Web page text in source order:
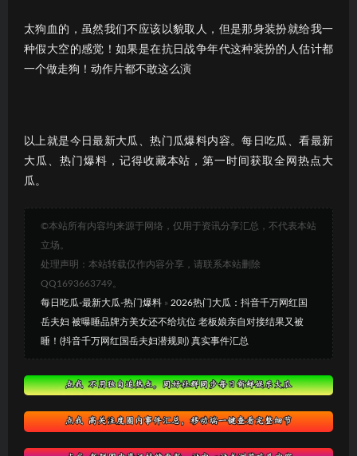
太狗血的，虽然我们不应该以貌取人，但是那身装扮就给我一
种假大空的感觉！如果是在抗日战争年代这种装扮的人估计都
一个做走狗！动作片都不敢这么演
以上就是今日最新大瓜、热门瓜爆料内容。每日吃瓜、看最新
大瓜、热门爆料，记得收藏本站，第一时间获取全网热点大
瓜。
©本站所有内容均来源于网络，仅用于资讯分享汇总，不代表本站
立场。
处理声明：本站转载仅作内容分享，请联系本站删除
QQ1693663749。
每日吃瓜-最新大瓜-热门爆料 » 2026热门大瓜：抖音千万网红国
岳夫妇 被曝睡品牌方美女还不给坑位 老板娘亲自对接结果又被
睡！(抖音千万网红国岳夫妇潜规则) 真实事件汇总